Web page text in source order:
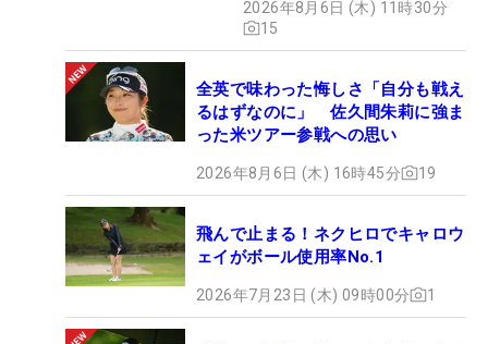
2026年8月6日 (木) 11時30分
15
全英で味わった悔しさ「自分も戦え
るはずなのに」 佐久間朱莉に強ま
った米ツアー参戦への思い
2026年8月6日 (木) 16時45分 19
飛んで止まる！ネクヒロでキャロウ
ェイがボール使用率No.1
2026年7月23日 (木) 09時00分 1